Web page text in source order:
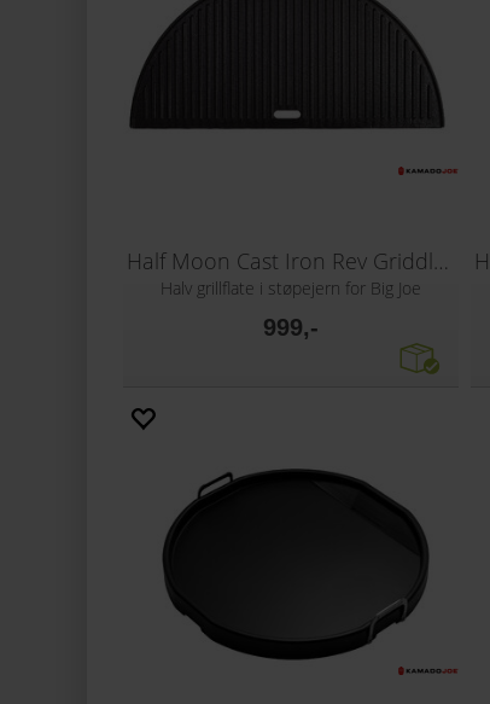
Half Moon Cast Iron Rev Griddle- BJ®
Halv grillflate i støpejern for Big Joe
999,-